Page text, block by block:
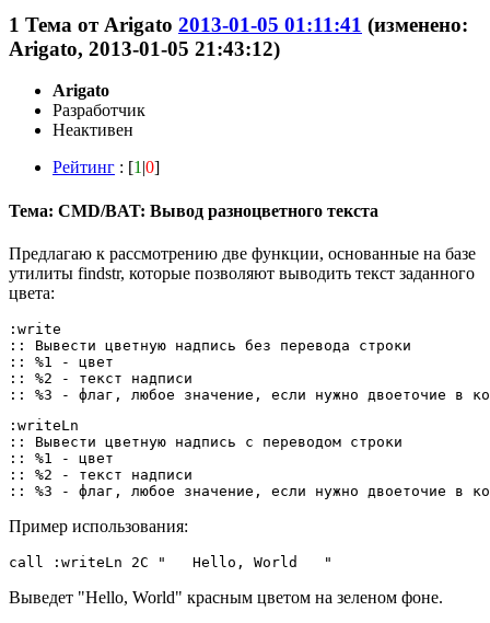
1 Тема от Arigato 2013-01-05 01:11:41 (изменено:
Arigato, 2013-01-05 21:43:12)
Arigato
Разработчик
Неактивен
Рейтинг : [1|0]
Тема: CMD/BAT: Вывод разноцветного текста
Предлагаю к рассмотрению две функции, основанные на базе
утилиты findstr, которые позволяют выводить текст заданного
цвета:
:write
:: Вывести цветную надпись без перевода строки
:: %1 - цвет
:: %2 - текст надписи
:: %3 - флаг, любое значение, если нужно двоеточие в
:writeLn
:: Вывести цветную надпись с переводом строки
:: %1 - цвет
:: %2 - текст надписи
:: %3 - флаг, любое значение, если нужно двоеточие в
Пример использования:
call :writeLn 2C "   Hello, World   "
Выведет "Hello, World" красным цветом на зеленом фоне.